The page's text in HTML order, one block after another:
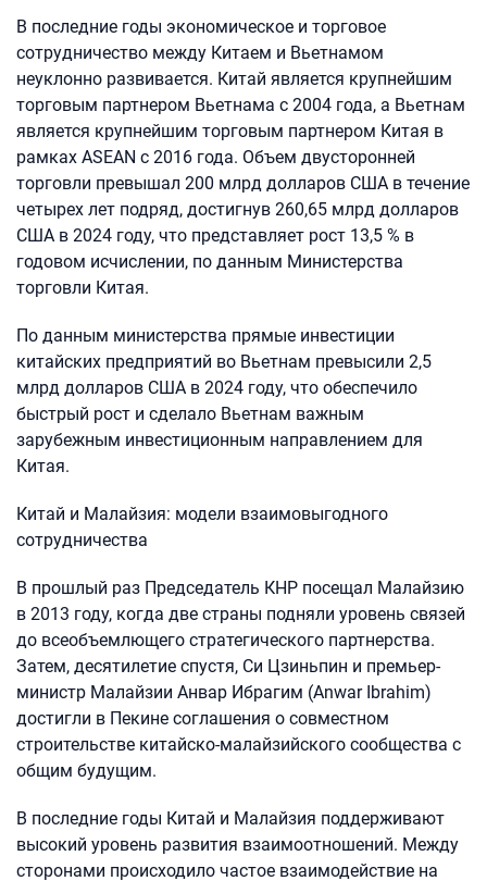
В последние годы экономическое и торговое
сотрудничество между Китаем и Вьетнамом
неуклонно развивается. Китай является крупнейшим
торговым партнером Вьетнама с 2004 года, а Вьетнам
является крупнейшим торговым партнером Китая в
рамках ASEAN с 2016 года. Объем двусторонней
торговли превышал 200 млрд долларов США в течение
четырех лет подряд, достигнув 260,65 млрд долларов
США в 2024 году, что представляет рост 13,5 % в
годовом исчислении, по данным Министерства
торговли Китая.
По данным министерства прямые инвестиции
китайских предприятий во Вьетнам превысили 2,5
млрд долларов США в 2024 году, что обеспечило
быстрый рост и сделало Вьетнам важным
зарубежным инвестиционным направлением для
Китая.
Китай и Малайзия: модели взаимовыгодного
сотрудничества
В прошлый раз Председатель КНР посещал Малайзию
в 2013 году, когда две страны подняли уровень связей
до всеобъемлющего стратегического партнерства.
Затем, десятилетие спустя, Си Цзиньпин и премьер-
министр Малайзии Анвар Ибрагим (Anwar Ibrahim)
достигли в Пекине соглашения о совместном
строительстве китайско-малайзийского сообщества с
общим будущим.
В последние годы Китай и Малайзия поддерживают
высокий уровень развития взаимоотношений. Между
сторонами происходило частое взаимодействие на